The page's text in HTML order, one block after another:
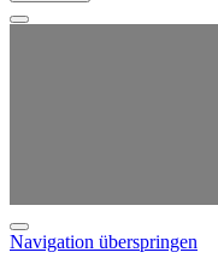
Navigation überspringen